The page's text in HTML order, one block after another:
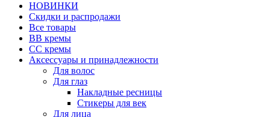
НОВИНКИ
Скидки и распродажи
Все товары
BB кремы
CC кремы
Аксессуары и принадлежности
Для волос
Для глаз
Накладные ресницы
Стикеры для век
Для лица